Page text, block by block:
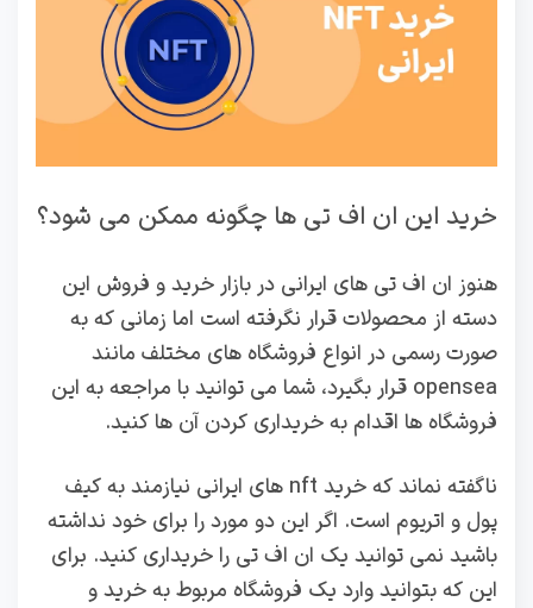
خرید این ان اف تی ها چگونه ممکن می شود؟
هنوز ان اف تی های ایرانی در بازار خرید و فروش این
دسته از محصولات قرار نگرفته است اما زمانی که به
صورت رسمی در انواع فروشگاه های مختلف مانند
opensea قرار بگیرد، شما می توانید با مراجعه به این
فروشگاه ها اقدام به خریداری کردن آن ها کنید.
ناگفته نماند که خرید nft های ایرانی نیازمند به کیف
پول و اتریوم است. اگر این دو مورد را برای خود نداشته
باشید نمی توانید یک ان اف تی را خریداری کنید. برای
این که بتوانید وارد یک فروشگاه مربوط به خرید و